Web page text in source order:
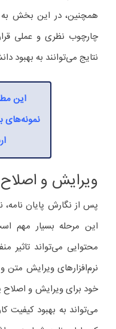
همچنین، در این بخش به
چارچوب نظری و عملی
نتایج می‌توانند به بهبود
این
نمونه‌های
ویرایش و اصلاح
پس از نگارش پایان
این مرحله بسیار مهم
محتوایی می‌تواند تاثیر
نرم‌افزارهای ویرایش
خود برای ویرایش و اصلاح
می‌تواند به بهبود کیفیت